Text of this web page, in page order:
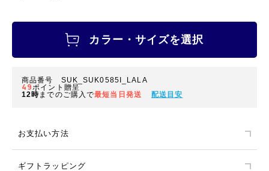
カラー・サイズを選択
商品番号 SUK_SUK0585I_LALA
49ポイント贈呈
12時までのご購入で最短当日発送 配送目安
お支払い方法
ギフトラッピング